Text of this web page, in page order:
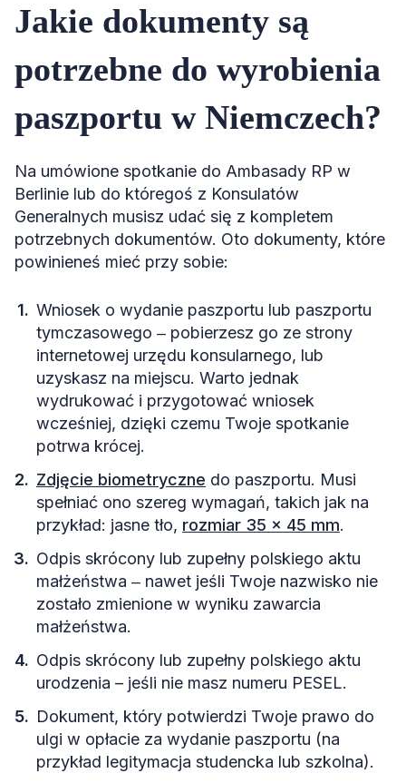
Jakie dokumenty są
potrzebne do wyrobienia
paszportu w Niemczech?
Na umówione spotkanie do Ambasady RP w
Berlinie lub do któregoś z Konsulatów
Generalnych musisz udać się z kompletem
potrzebnych dokumentów. Oto dokumenty, które
powinieneś mieć przy sobie:
Wniosek o wydanie paszportu lub paszportu
tymczasowego ‒ pobierzesz go ze strony
internetowej urzędu konsularnego, lub
uzyskasz na miejscu. Warto jednak
wydrukować i przygotować wniosek
wcześniej, dzięki czemu Twoje spotkanie
potrwa krócej.
Zdjęcie biometryczne do paszportu. Musi
spełniać ono szereg wymagań, takich jak na
przykład: jasne tło, rozmiar 35 x 45 mm.
Odpis skrócony lub zupełny polskiego aktu
małżeństwa ‒ nawet jeśli Twoje nazwisko nie
zostało zmienione w wyniku zawarcia
małżeństwa.
Odpis skrócony lub zupełny polskiego aktu
urodzenia – jeśli nie masz numeru PESEL.
Dokument, który potwierdzi Twoje prawo do
ulgi w opłacie za wydanie paszportu (na
przykład legitymacja studencka lub szkolna).